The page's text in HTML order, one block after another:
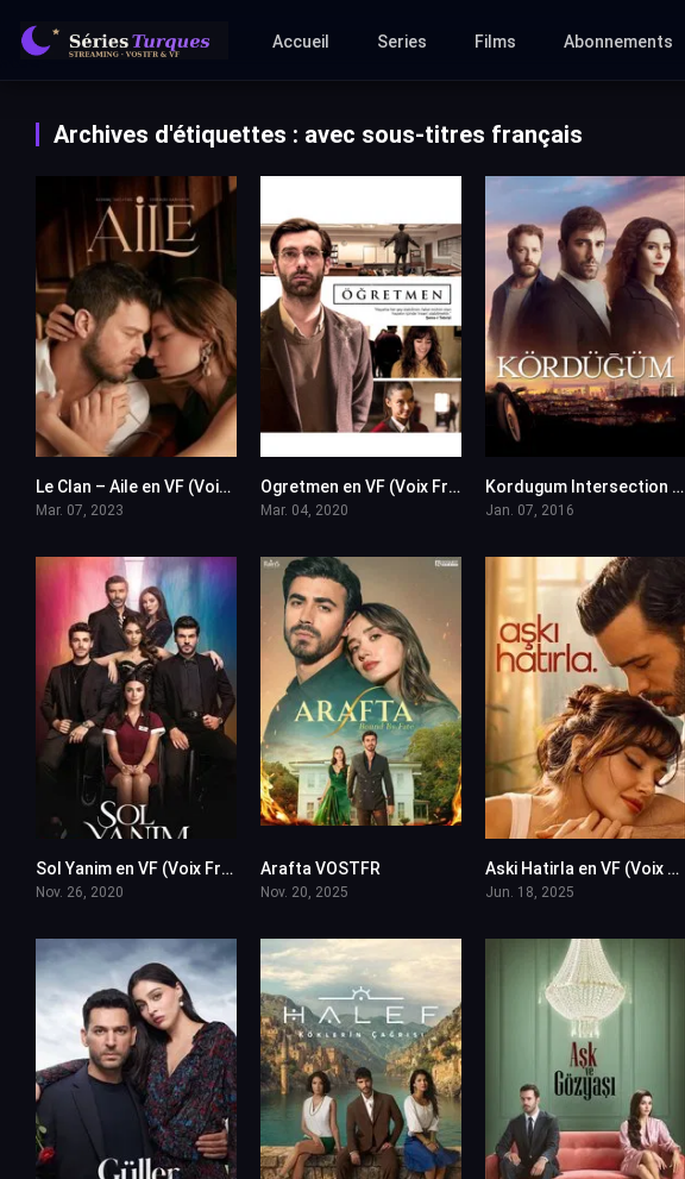
Accueil Series Films Abonnements
Archives d'étiquettes : avec sous-titres français
10Le Clan – Aile en VF (Voix Francaise)
Mar. 07, 2023
6.5Ogretmen en VF (Voix Francaise)
Mar. 04, 2020
5.7Kordugum Intersection VOSTFR
Jan. 07, 2016
9.1Sol Yanim en VF (Voix Francaise)
Nov. 26, 2020
Arafta VOSTFR
Nov. 20, 2025
8
Aski Hatirla en VF (Voix Francaise)
Jun. 18, 2025